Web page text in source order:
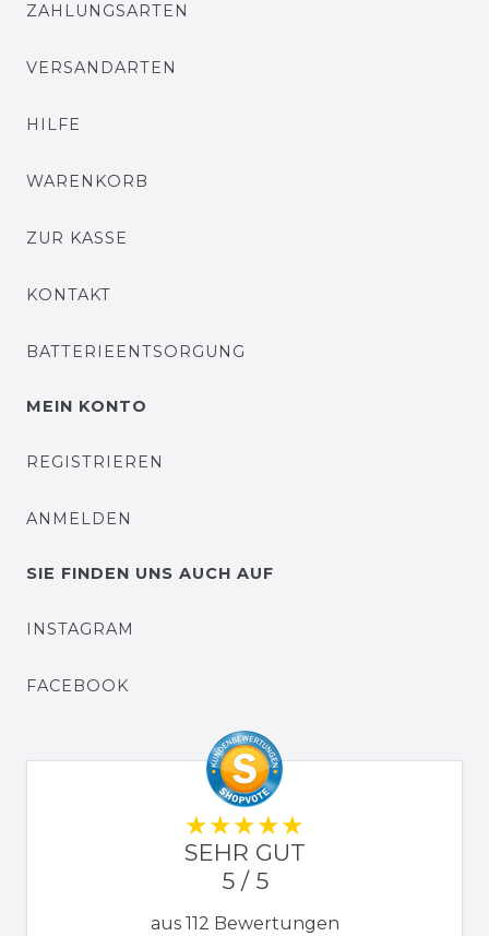
ZAHLUNGSARTEN
VERSANDARTEN
HILFE
WARENKORB
ZUR KASSE
KONTAKT
BATTERIEENTSORGUNG
MEIN KONTO
REGISTRIEREN
ANMELDEN
SIE FINDEN UNS AUCH AUF
INSTAGRAM
FACEBOOK
SEHR GUT
5 / 5
aus 112 Bewertungen